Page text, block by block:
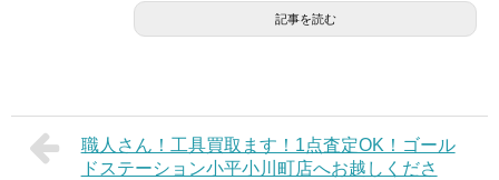
記事を読む
職人さん！工具買取ます！1点査定OK！ゴール
ドステーション小平小川町店へお越しくださ